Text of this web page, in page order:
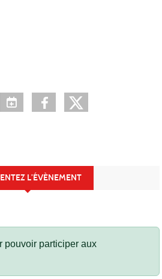
L’ÉVÈNEMENT
pouvoir participer aux